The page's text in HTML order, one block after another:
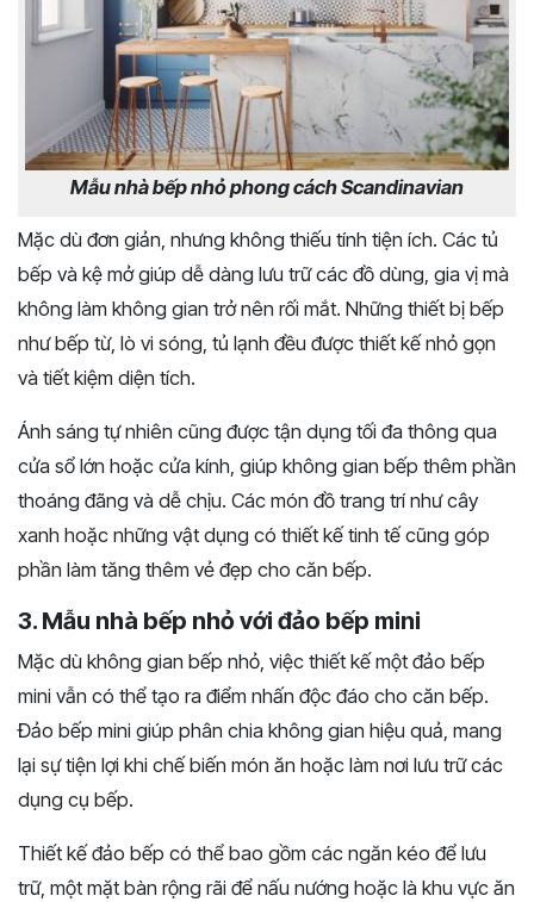
Mẫu nhà bếp nhỏ phong cách Scandinavian
Mặc dù đơn giản, nhưng không thiếu tính tiện ích. Các tủ
bếp và kệ mở giúp dễ dàng lưu trữ các đồ dùng, gia vị mà
không làm không gian trở nên rối mắt. Những thiết bị bếp
như bếp từ, lò vi sóng, tủ lạnh đều được thiết kế nhỏ gọn
và tiết kiệm diện tích.
Ánh sáng tự nhiên cũng được tận dụng tối đa thông qua
cửa sổ lớn hoặc cửa kính, giúp không gian bếp thêm phần
thoáng đãng và dễ chịu. Các món đồ trang trí như cây
xanh hoặc những vật dụng có thiết kế tinh tế cũng góp
phần làm tăng thêm vẻ đẹp cho căn bếp.
3. Mẫu nhà bếp nhỏ với đảo bếp mini
Mặc dù không gian bếp nhỏ, việc thiết kế một đảo bếp
mini vẫn có thể tạo ra điểm nhấn độc đáo cho căn bếp.
Đảo bếp mini giúp phân chia không gian hiệu quả, mang
lại sự tiện lợi khi chế biến món ăn hoặc làm nơi lưu trữ các
dụng cụ bếp.
Thiết kế đảo bếp có thể bao gồm các ngăn kéo để lưu
trữ, một mặt bàn rộng rãi để nấu nướng hoặc là khu vực ăn